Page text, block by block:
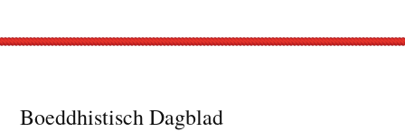
Footer
Boeddhistisch Dagblad